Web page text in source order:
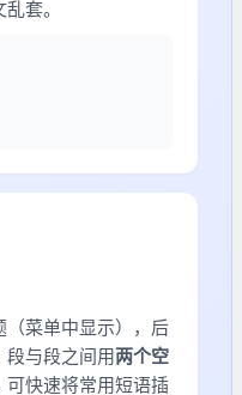
套。
（菜单中显示），后
段与段之间用 两个空
可快速将常用短语插